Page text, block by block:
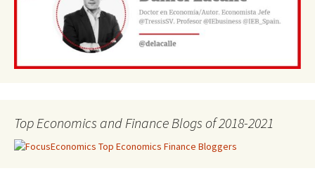
Top Economics and Finance Blogs of 2018-2021